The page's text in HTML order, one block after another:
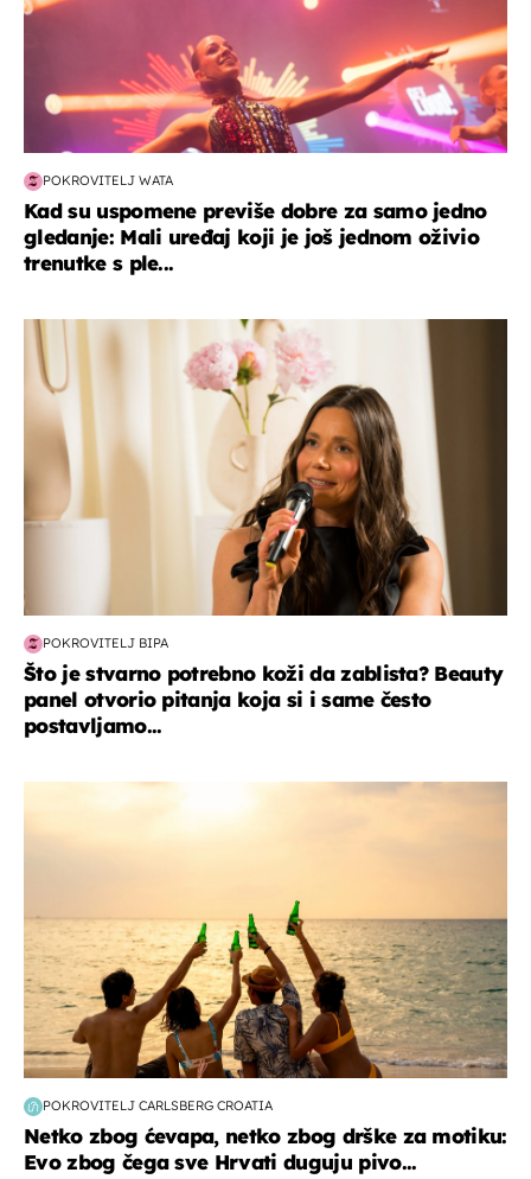
POKROVITELJ WATA
Kad su uspomene previše dobre za samo jedno
gledanje: Mali uređaj koji je još jednom oživio
trenutke s ple...
moda & ljepota
POKROVITELJ BIPA
Što je stvarno potrebno koži da zablista? Beauty
panel otvorio pitanja koja si i same često
postavljamo...
POKROVITELJ CARLSBERG CROATIA
Netko zbog ćevapa, netko zbog drške za motiku:
Evo zbog čega sve Hrvati duguju pivo...